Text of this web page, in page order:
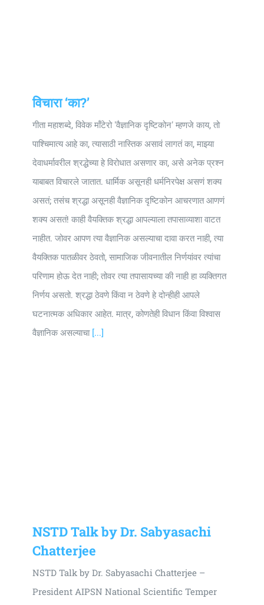
विचारा ‘का?’
गीता महाशब्दे, विवेक मॉंटेरो 'वैज्ञानिक दृष्टिकोन' म्हणजे काय, तो
पाश्चिमात्य आहे का, त्यासाठी नास्तिक असावं लागतं का, माझ्या
देवाधर्मावरील श्रद्धेच्या हे विरोधात असणार का, असे अनेक प्रश्न
याबाबत विचारले जातात. धार्मिक असूनही धर्मनिरपेक्ष असणं शक्य
असतं; तसंच श्रद्धा असूनही वैज्ञानिक दृष्टिकोन आचरणात आणणं
शक्य असतं! काही वैयक्तिक श्रद्धा आपल्याला तपासाव्याशा वाटत
नाहीत. जोवर आपण त्या वैज्ञानिक असल्याचा दावा करत नाही, त्या
वैयक्तिक पातळीवर ठेवतो, सामाजिक जीवनातील निर्णयांवर त्यांचा
परिणाम होऊ देत नाही; तोवर त्या तपासायच्या की नाही हा व्यक्तिगत
निर्णय असतो. श्रद्धा ठेवणे किंवा न ठेवणे हे दोन्हीही आपले
घटनात्मक अधिकार आहेत. मात्र, कोणतेही विधान किंवा विश्वास
वैज्ञानिक असल्याचा [...]
NSTD Talk by Dr. Sabyasachi
Chatterjee
NSTD Talk by Dr. Sabyasachi Chatterjee –
President AIPSN National Scientific Temper